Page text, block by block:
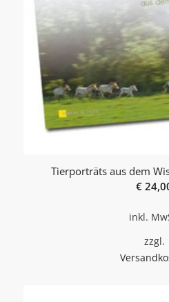
Tierporträts aus dem
€
inkl.
zzgl.